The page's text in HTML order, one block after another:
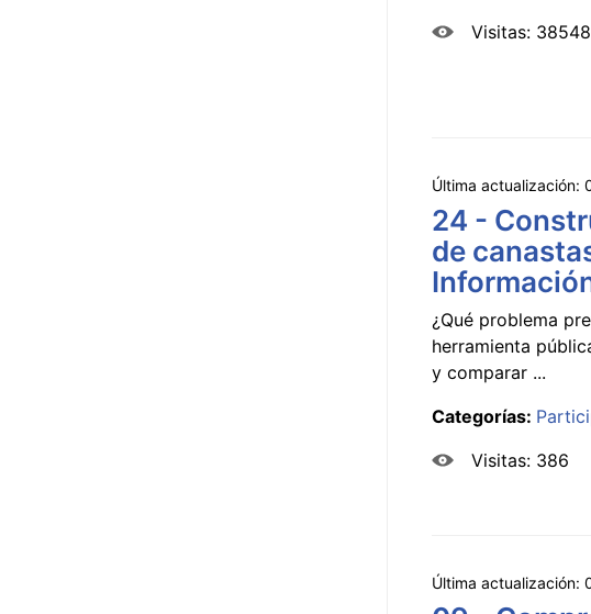
Visitas: 38548
Última actualización:
24 -
de
¿Qué problema
herramienta
y comparar ...
Categorías:
Visitas: 386
Última actualización: